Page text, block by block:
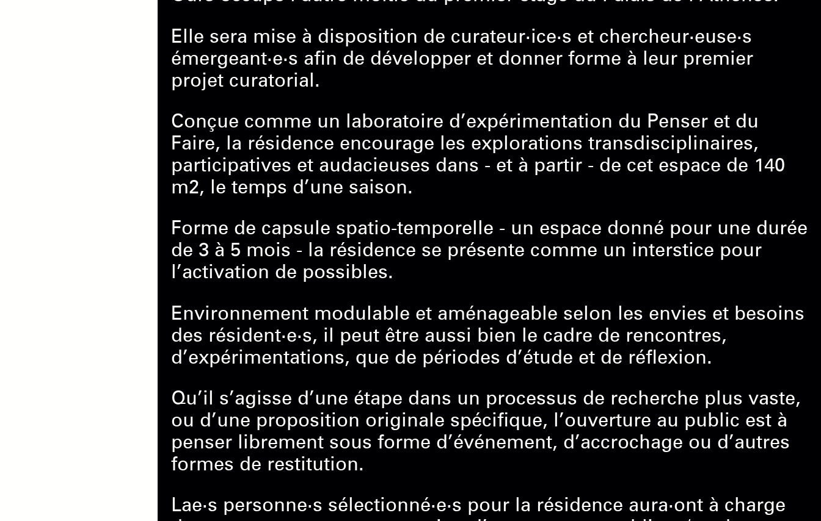
Elle sera mise à disposition de curateur·ice·s et chercheur·euse·s
émergeant·e·s afin de développer et donner forme à leur premier
projet curatorial.
Conçue comme un laboratoire d’expérimentation du Penser et du
Faire, la résidence encourage les explorations transdisciplinaires,
participatives et audacieuses dans - et à partir - de cet espace de 140
m2, le temps d’une saison.
Forme de capsule spatio-temporelle - un espace donné pour une durée
de 3 à 5 mois - la résidence se présente comme un interstice pour
l’activation de possibles.
Environnement modulable et aménageable selon les envies et besoins
des résident·e·s, il peut être aussi bien le cadre de rencontres,
d’expérimentations, que de périodes d’étude et de réflexion.
Qu’il s’agisse d’une étape dans un processus de recherche plus vaste,
ou d’une proposition originale spécifique, l’ouverture au public est à
penser librement sous forme d’événement, d’accrochage ou d’autres
formes de restitution.
Lae·s personne·s sélectionné·e·s pour la résidence aura·ont à charge